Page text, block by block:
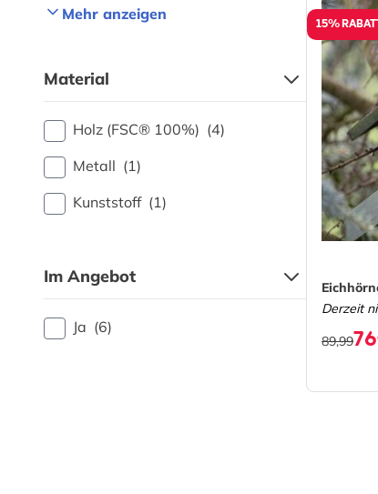
Mehr anzeigen
Material
Holz (FSC® 100%) (4)
Metall (1)
Kunststoff (1)
Im Angebot
Ja (6)
15%
Derzeit
76
89,99